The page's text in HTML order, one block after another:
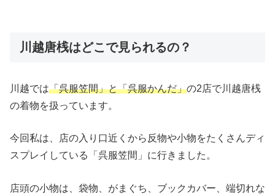
川越唐桟はどこで見られるの？
川越では「呉服笠間」と「呉服かんだ」の2店で川越唐桟
の着物を扱っています。
今回私は、店の入り口近くから反物や小物をたくさんディ
スプレイしている「呉服笠間」に行きました。
店頭の小物は、袋物、がまぐち、ブックカバー、端切れな